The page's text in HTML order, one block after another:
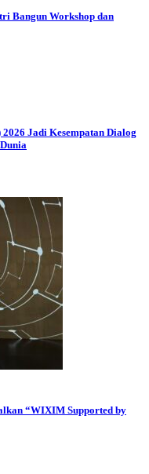
Bangun Workshop dan
Jadi Kesempatan Dialog
“WIXIM Supported by